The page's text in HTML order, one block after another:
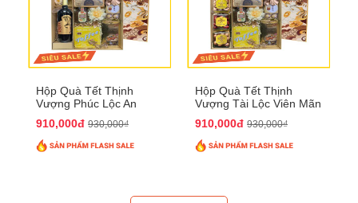
Hộp Quà Tết Thịnh
Vượng Phúc Lộc An
910,000đ 930,000₫
Hộp Quà Tết Thịnh
Vượng Tài Lộc Viên Mãn
910,000đ 930,000₫